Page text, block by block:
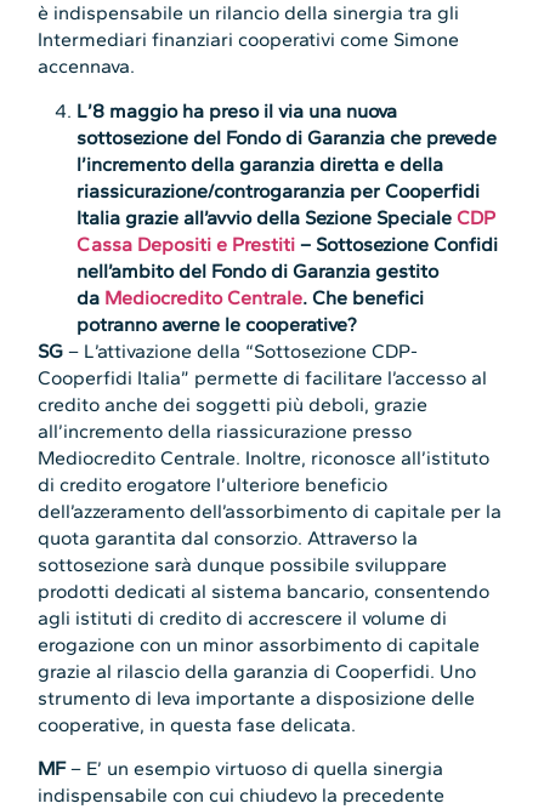
è indispensabile un rilancio della sinergia tra gli
Intermediari finanziari cooperativi come Simone
accennava.
L’8 maggio ha preso il via una nuova
sottosezione del Fondo di Garanzia che prevede
l’incremento della garanzia diretta e della
riassicurazione/controgaranzia per Cooperfidi
Italia grazie all’avvio della Sezione SpecialeCDP
Cassa Depositi e Prestiti – Sottosezione Confidi
nell’ambito del Fondo di Garanzia gestito
da Mediocredito Centrale. Che benefici
potranno averne le cooperative?
SG – L’attivazione della “Sottosezione CDP-
Cooperfidi Italia” permette di facilitare l’accesso al
credito anche dei soggetti più deboli, grazie
all’incremento della riassicurazione presso
Mediocredito Centrale. Inoltre, riconosce all’istituto
di credito erogatore l’ulteriore beneficio
dell’azzeramento dell’assorbimento di capitale per la
quota garantita dal consorzio. Attraverso la
sottosezione sarà dunque possibile sviluppare
prodotti dedicati al sistema bancario, consentendo
agli istituti di credito di accrescere il volume di
erogazione con un minor assorbimento di capitale
grazie al rilascio della garanzia di Cooperfidi. Uno
strumento di leva importante a disposizione delle
cooperative, in questa fase delicata.
MF– E’ un esempio virtuoso di quella sinergia
indispensabile con cui chiudevo la precedente